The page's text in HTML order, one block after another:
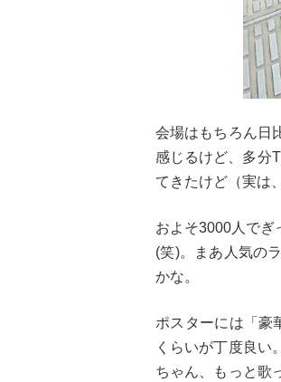
会場はもちろん日
感じるけど、多分
てきたけど（実は
およそ3000人でぎ
(笑)。まあ人気の
かな。
ポスターには「豪
くらいが丁度良い
ちゃん、もっと歌